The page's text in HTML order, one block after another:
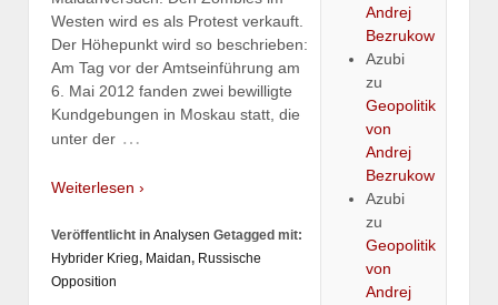
Westen wird es als Protest verkauft.
Der Höhepunkt wird so beschrieben:
Am Tag vor der Amtseinführung am
6. Mai 2012 fanden zwei bewilligte
Kundgebungen in Moskau statt, die
unter der …
Weiterlesen ›
Veröffentlicht in Analysen Getagged mit:
Hybrider Krieg, Maidan, Russische
Opposition
Andrej
Bezrukow
Azubi
zu
Geopolitik
von
Andrej
Bezrukow
Azubi
zu
Geopolitik
von
Andrej